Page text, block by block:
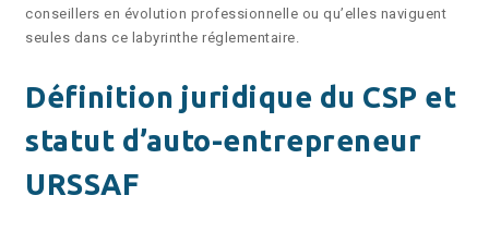
conseillers en évolution professionnelle ou qu’elles naviguent
seules dans ce labyrinthe réglementaire.
Définition juridique du CSP et
statut d’auto-entrepreneur
URSSAF